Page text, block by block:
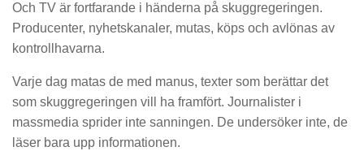
Och TV är fortfarande i händerna på skuggregeringen.
Producenter, nyhetskanaler, mutas, köps och avlönas av
kontrollhavarna.
Varje dag matas de med manus, texter som berättar det
som skuggregeringen vill ha framfört. Journalister i
massmedia sprider inte sanningen. De undersöker inte, de
läser bara upp informationen.